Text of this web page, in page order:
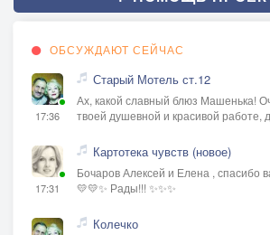
ОБСУЖДАЮТ СЕЙЧАС
17:36
Старый Мотель ст.12
Ах, какой славный блюз Машенька!
твоей душевной и красивой работе,
17:31
Картотека чувств (новое)
Бочаров Алексей и Елена , спасибо
💛💛✨ Рады!!! ✨✨✨
Колечко